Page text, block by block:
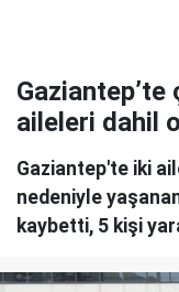
Gaziantep’te
aileleri dahil
Gaziantep'te iki
nedeniyle
kaybetti, 5 kişi